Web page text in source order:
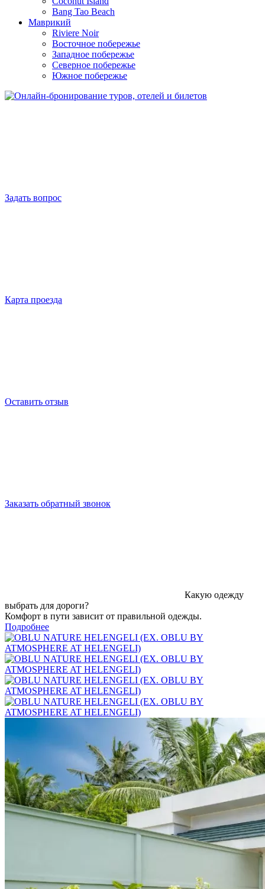
Bang Tao Beach
Маврикий
Riviere Noir
Восточное побережье
Западное побережье
Северное побережье
Южное побережье
Задать вопрос
Карта проезда
Оставить отзыв
Заказать обратный звонок
Какую одежду
выбрать для дороги?
Комфорт в пути зависит от правильной одежды.
Подробнее